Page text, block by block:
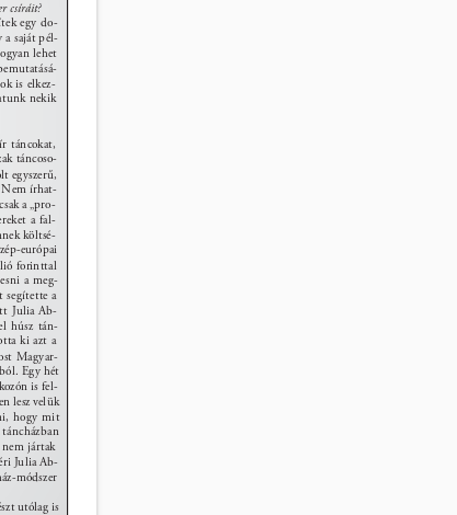
csíráit?
egy do-
saját pél-
lehet
is elkez-
nekik
táncokat,
táncoso-
egyszerű,
Nem írhat-
a „pro-
a fal-
költsé-
európai
forinttal
a meg-
segítette a
Julia Ab-
húsz tán-
ki azt a
Magyar-
Egy hét
is fel-
lesz velük
hogy mit
táncházban
nem jártak
Julia Ab-
módszer
utólag is